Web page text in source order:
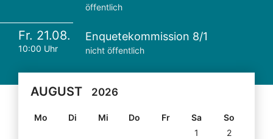
öffentlich
Fr. 21.08.
10:00 Uhr
Enquetekommission 8/1
nicht öffentlich
AUGUST 2026
Mo Di Mi Do Fr Sa
So
1
2